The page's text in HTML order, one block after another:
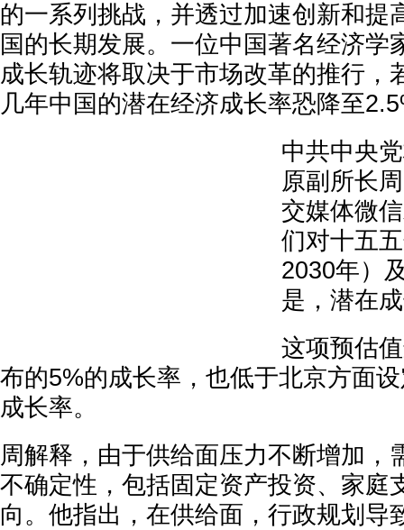
的一系列挑战，并透过加速创新和提
国的长期发展。一位中国著名经济学
成长轨迹将取决于市场改革的推行，
几年中国的潜在经济成长率恐降至
中共中央
原副所长
交媒体微
们对十五
2030年）
是，潜在
这项预估
布的5%的成长率，也低于北京方面
成长率。
周解释，由于供给面压力不断增加，
不确定性，包括固定资产投资、家庭
向。他指出，在供给面，行政规划导